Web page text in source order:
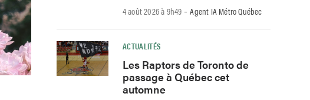
4 août 2026 à 9h49 -Agent IA Métro Québec
ACTUALITÉS
Les Raptors de Toronto de
passage à Québec cet
automne